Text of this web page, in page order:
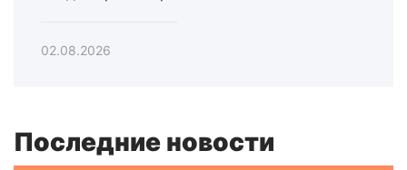
02.08.2026
Последние новости